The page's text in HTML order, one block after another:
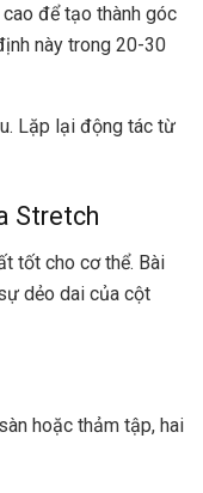
để tạo thành góc
này trong 20-30
Lặp lại động tác từ
Stretch
tốt cho cơ thể. Bài
dẻo dai của cột
hoặc thảm tập, hai